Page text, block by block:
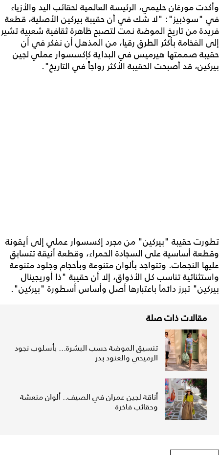
وأكدت مورغان حليمي، الرئيسة العالمية لحقائب اليد والأزياء
في "سوذبيز": "لا شك في أن حقيبة بيركين الأصلية، قطعة
فريدة من تاريخ الموضة نمت لتصبح ظاهرة ثقافية شعبية تشير
إلى الفخامة بأكثر الطرق رقياً، من المذهل أن نفكر في أن
حقيبة صممتها هيرميس في البداية كإكسسوار عملي لجين
بيركين، قد أصبحت الحقيبة الأكثر رواجاً في التاريخ".
تطورت حقيبة "بيركين" من مجرد إكسسوار عملي إلى أيقونة
وقطعة أساسية على السجادة الحمراء، وقطعة أنيقة تتسابق
عليها النجمات. وتتواجد بألوان متنوعة وبأحجام وجلود متنوعة
واستثنائية تناسب كل الأذواق، إلا أن حقيبة "ذا أوريجينال
بيركين" تبرز دائماً باعتبارها أصل وأساس أسطورة "بيركين".
مقالات ذات صلة
تنسيق الموضة حسب البشرة... بأسلوب نجود
الرميحي والعنود بدر
أناقة لجين عمران في الصيف.. ألوان منعشة
وحقائب فاخرة